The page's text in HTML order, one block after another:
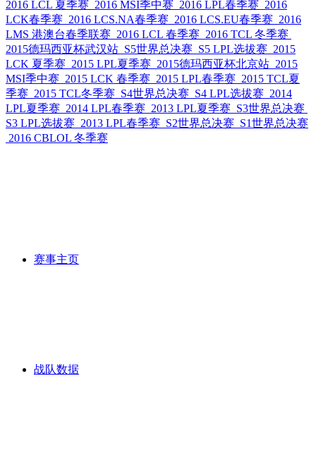
2016 LCL 夏季赛 2016 MSI季中赛 2016 LPL春季赛 2016
LCK春季赛 2016 LCS.NA春季赛 2016 LCS.EU春季赛 2016
LMS 港澳台春季联赛 2016 LCL 春季赛 2016 TCL 冬季赛
2015德玛西亚杯武汉站 S5世界总决赛 S5 LPL选拔赛 2015
LCK 夏季赛 2015 LPL夏季赛 2015德玛西亚杯北京站 2015
MSI季中赛 2015 LCK 春季赛 2015 LPL春季赛 2015 TCL夏
季赛 2015 TCL冬季赛 S4世界总决赛 S4 LPL选拔赛 2014
LPL夏季赛 2014 LPL春季赛 2013 LPL夏季赛 S3世界总决赛
S3 LPL选拔赛 2013 LPL春季赛 S2世界总决赛 S1世界总决赛
2016 CBLOL 冬季赛
赛事主页
战队数据